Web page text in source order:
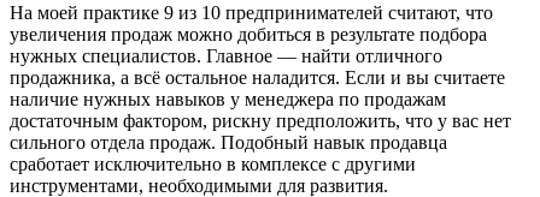
На моей практике 9 из 10 предпринимателей считают, что
увеличения продаж можно добиться в результате подбора
нужных специалистов. Главное — найти отличного
продажника, а всё остальное наладится. Если и вы считаете
наличие нужных навыков у менеджера по продажам
достаточным фактором, рискну предположить, что у вас нет
сильного отдела продаж. Подобный навык продавца
сработает исключительно в комплексе с другими
инструментами, необходимыми для развития.